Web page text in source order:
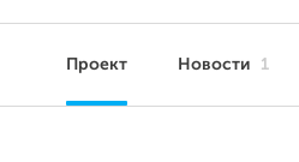
Проект Новости 1